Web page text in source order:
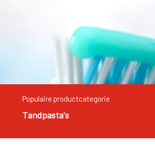
Populaire productcategorie
Tandpasta's